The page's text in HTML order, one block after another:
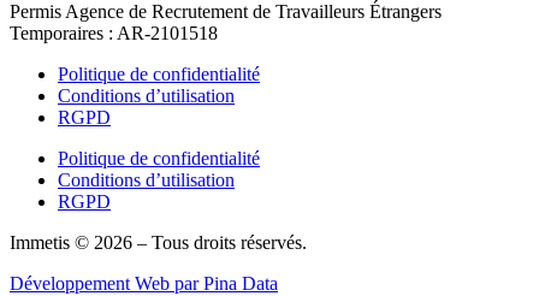
Permis Agence de Recrutement de Travailleurs Étrangers
Temporaires : AR-2101518
Politique de confidentialité
Conditions d’utilisation
RGPD
Politique de confidentialité
Conditions d’utilisation
RGPD
Immetis © 2026 – Tous droits réservés.
Développement Web par Pina Data